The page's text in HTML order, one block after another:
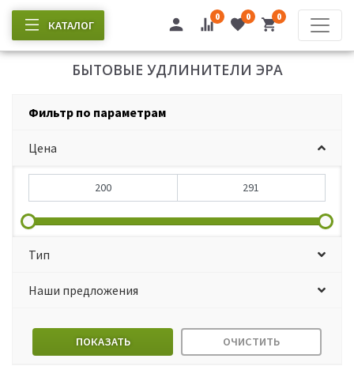
КАТАЛОГ
0 0 0
БЫТОВЫЕ УДЛИНИТЕЛИ ЭРА
Фильтр по параметрам
Цена
Тип
Наши предложения
ПОКАЗАТЬ ОЧИСТИТЬ